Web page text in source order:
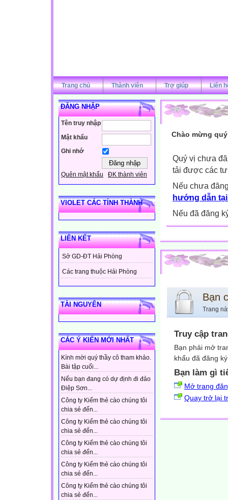
Trang chủ Thành viên Trợ giúp Liên
ĐĂNG NHẬP
Tên truy nhập
Mật khẩu
Ghi nhớ
Quên mật khẩu ĐK thành viên
VIOLET CÁC TỈNH THÀNH
LIÊN KẾT
Sở GD-ĐT Hải Phòng
Các trang thuộc Hải Phòng
TÀI NGUYÊN
CÁC Ý KIẾN MỚI NHẤT
Kính mời quý thầy cô tham khảo.
Bài tập cuối...
Nếu bạn đang có dự định đi đảo
Điệp Sơn...
Công ty Kiếm thẻ cào chúng tôi
chia sẻ đến...
Công ty Kiếm thẻ cào chúng tôi
chia sẻ đến...
Công ty Kiếm thẻ cào chúng tôi
chia sẻ đến...
Công ty Kiếm thẻ cào chúng tôi
chia sẻ đến...
Công ty Kiếm thẻ cào chúng tôi
chia sẻ đến...
Chào mừng
Quý vị chưa
tải được các
Nếu chưa
hướng dẫn
Nếu đã đăng
Bạn
Trang
Truy cập
Bạn phải mở
khẩu đã đăng
Bạn làm gì
Mở trang
Quay trở lại